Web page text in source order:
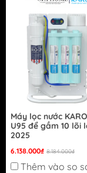
Máy lọc nước
U95 để gầm 10 lõi
2025
6.138.000₫ 8.184.000₫
Thêm vào so